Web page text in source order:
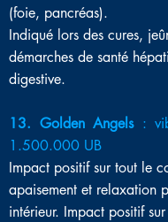
(foie, pancréas).
Indiqué lors des cures,
démarches de santé
digestive.
13. Golden Angels:
1.500.000 UB
Impact positif sur tout le
apaisement et relaxation
intérieur. Impact positif